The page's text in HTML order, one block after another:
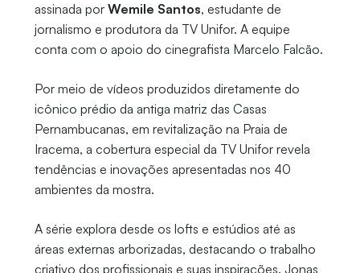
assinada por Wemile Santos, estudante de
jornalismo e produtora da TV Unifor. A equipe
conta com o apoio do cinegrafista Marcelo Falcão.
Por meio de vídeos produzidos diretamente do
icônico prédio da antiga matriz das Casas
Pernambucanas, em revitalização na Praia de
Iracema, a cobertura especial da TV Unifor revela
tendências e inovações apresentadas nos 40
ambientes da mostra.
A série explora desde os lofts e estúdios até as
áreas externas arborizadas, destacando o trabalho
criativo dos profissionais e suas inspirações. Jonas